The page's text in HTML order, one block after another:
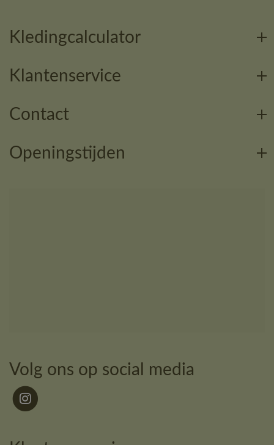
Kledingcalculator
Klantenservice
Contact
Openingstijden
Volg ons op social media